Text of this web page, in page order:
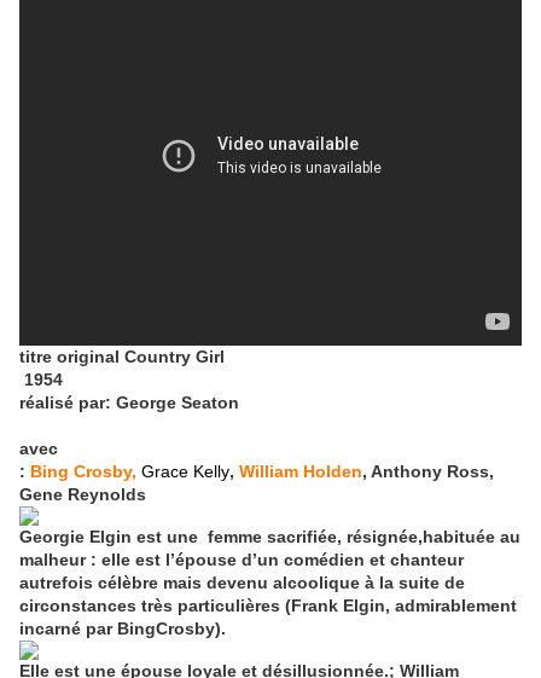
titre original Country Girl
1954
réalisé par: George Seaton
avec
: Bing Crosby, Grace Kelly, William Holden, Anthony Ross,
Gene Reynolds
Georgie Elgin est une femme sacrifiée, résignée,habituée au
malheur : elle est l’épouse d’un comédien et chanteur
autrefois célèbre mais devenu alcoolique à la suite de
circonstances très particulières (Frank Elgin, admirablement
incarné par BingCrosby).
Elle est une épouse loyale et désillusionnée.; William